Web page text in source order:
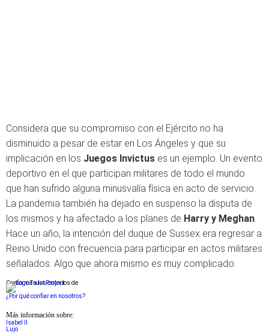
Considera que su compromiso con el Ejército no ha
disminuido a pesar de estar en Los Ángeles y que su
implicación en los Juegos Invictus es un ejemplo. Un evento
deportivo en el que participan militares de todo el mundo
que han sufrido alguna minusvalía física en acto de servicio.
La pandemia también ha dejado en suspenso la disputa de
los mismos y ha afectado a los planes de Harry y Meghan.
Hace un año, la intención del duque de Sussex era regresar a
Reino Unido con frecuencia para participar en actos militares
señalados. Algo que ahora mismo es muy complicado.
Conforme a los criterios de
¿Por qué confiar en nosotros?
Más información sobre:
Isabel II
Lujo